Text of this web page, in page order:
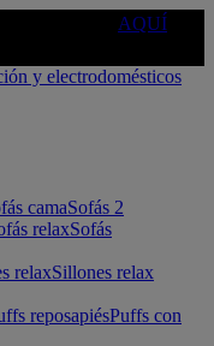
AQUÍ
camaSofás 2
relaxSofás
relaxSillones relax
reposapiésPuffs con